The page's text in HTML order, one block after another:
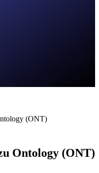
(ONT)
Ontology (ONT)